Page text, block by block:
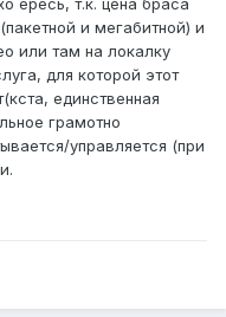
ересь, т.к. цена браса
и мегабитной) и
или там на локалку
для которой этот
единственная
грамотно
управляется (при